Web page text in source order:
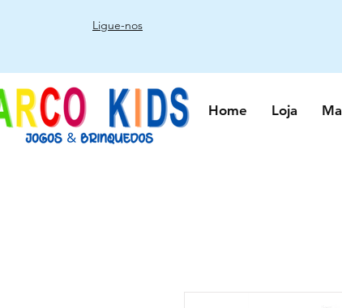
Ligue-nos
Home Loja